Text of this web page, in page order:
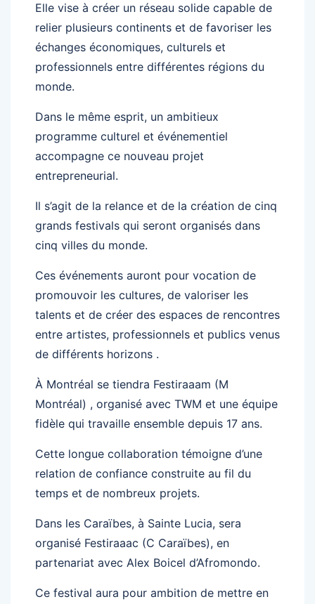
Elle vise à créer un réseau solide capable de
relier plusieurs continents et de favoriser les
échanges économiques, culturels et
professionnels entre différentes régions du
monde.
Dans le même esprit, un ambitieux
programme culturel et événementiel
accompagne ce nouveau projet
entrepreneurial.
Il s’agit de la relance et de la création de cinq
grands festivals qui seront organisés dans
cinq villes du monde.
Ces événements auront pour vocation de
promouvoir les cultures, de valoriser les
talents et de créer des espaces de rencontres
entre artistes, professionnels et publics venus
de différents horizons .
À Montréal se tiendra Festiraaam (M
Montréal) , organisé avec TWM et une équipe
fidèle qui travaille ensemble depuis 17 ans.
Cette longue collaboration témoigne d’une
relation de confiance construite au fil du
temps et de nombreux projets.
Dans les Caraïbes, à Sainte Lucia, sera
organisé Festiraaac (C Caraïbes), en
partenariat avec Alex Boicel d’Afromondo.
Ce festival aura pour ambition de mettre en